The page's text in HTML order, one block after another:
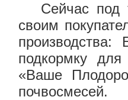
Сейчас под
своим
производства:
подкормку для
«Ваше
почвосмесей.